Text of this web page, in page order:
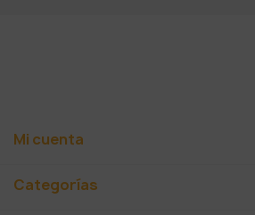
Mi cuenta
Categorías